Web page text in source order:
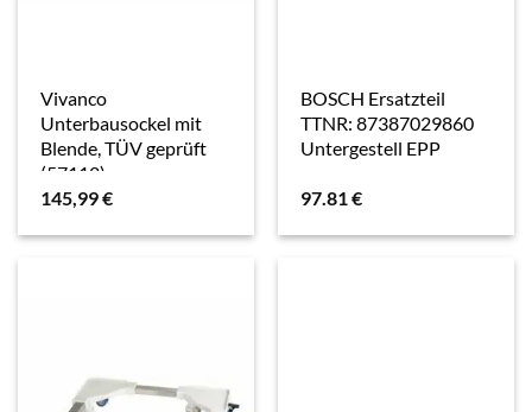
Vivanco
Unterbausockel mit
Blende, TÜV geprüft
(57112)
145,99€
BOSCH Ersatzteil
TTNR: 87387029860
Untergestell EPP
97.81€